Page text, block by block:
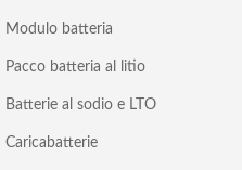
Modulo batteria
Pacco batteria al litio
Batterie al sodio e LTO
Caricabatterie